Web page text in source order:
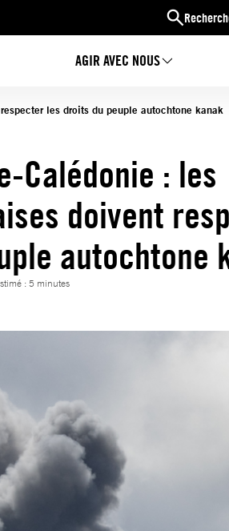
AGIR AVEC NOUS
les droits du peuple autochtone kanak
Calédonie : les
doivent
autochtone
: 5 minutes